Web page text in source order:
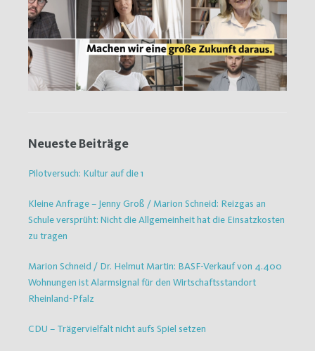
Neueste Beiträge
Pilotversuch: Kultur auf die 1
Kleine Anfrage – Jenny Groß / Marion Schneid: Reizgas an
Schule versprüht: Nicht die Allgemeinheit hat die Einsatzkosten
zu tragen
Marion Schneid / Dr. Helmut Martin: BASF-Verkauf von 4.400
Wohnungen ist Alarmsignal für den Wirtschaftsstandort
Rheinland-Pfalz
CDU – Trägervielfalt nicht aufs Spiel setzen